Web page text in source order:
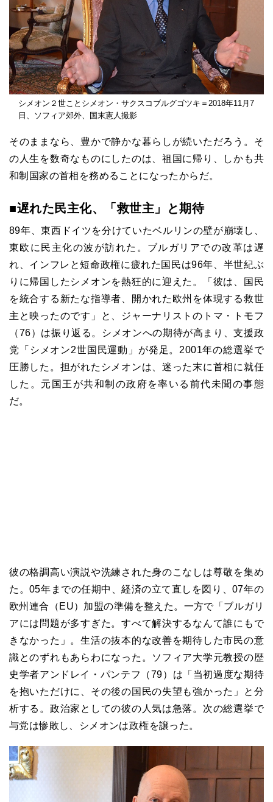
シメオン２世ことシメオン・サクスコブルグゴツキ＝2018年11月7
日、ソフィア郊外、国末憲人撮影
そのままなら、豊かで静かな暮らしが続いただろう。そ
の人生を数奇なものにしたのは、祖国に帰り、しかも共
和制国家の首相を務めることになったからだ。
■遅れた民主化、「救世主」と期待
89年、東西ドイツを分けていたベルリンの壁が崩壊し、
東欧に民主化の波が訪れた。ブルガリアでの改革は遅
れ、インフレと短命政権に疲れた国民は96年、半世紀ぶ
りに帰国したシメオンを熱狂的に迎えた。「彼は、国民
を統合する新たな指導者、開かれた欧州を体現する救世
主と映ったのです」と、ジャーナリストのトマ・トモフ
（76）は振り返る。シメオンへの期待が高まり、支援政
党「シメオン2世国民運動」が発足。 2001年の総選挙で
圧勝した。担がれたシメオンは、迷った末に首相に就任
した。元国王が共和制の政府を率いる前代未聞の事態
だ。
彼の格調高い演説や洗練された身のこなしは尊敬を集め
た。05年までの任期中、経済の立て直しを図り、07年の
欧州連合（ EU）加盟の準備を整えた。一方で「ブルガリ
アには問題が多すぎた。すべて解決するなんて誰にもで
きなかった」。生活の抜本的な改善を期待した市民の意
識とのずれもあらわになった。ソフィア大学元教授の歴
史学者アンドレイ・パンテフ（79）は「当初過度な期待
を抱いただけに、その後の国民の失望も強かった」と分
析する。政治家としての彼の人気は急落。次の総選挙で
与党は惨敗し、シメオンは政権を譲った。